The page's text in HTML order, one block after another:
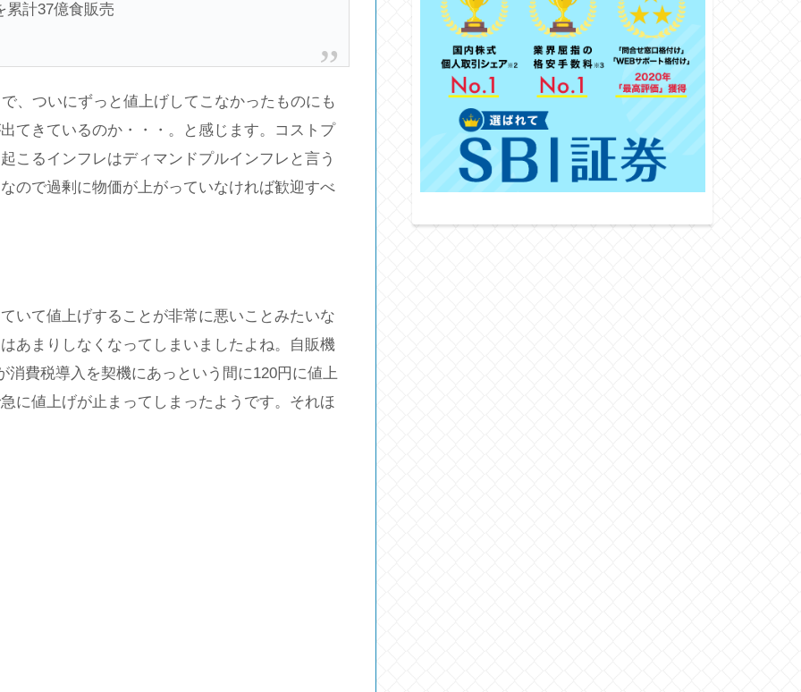
累計37億食販売
、ついにずっと値上げしてこなかったものにも
てきているのか・・・。と感じます。コストプ
こるインフレはディマンドプルインフレと言う
ので過剰に物価が上がっていなければ歓迎すべ
いて値上げすることが非常に悪いことみたいな
あまりしなくなってしまいましたよね。自販機
費税導入を契機にあっという間に120円に値上
に値上げが止まってしまったようです。それほ